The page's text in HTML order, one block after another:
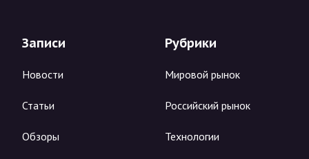
Записи
Новости
Статьи
Обзоры
Рубрики
Мировой рынок
Российский рынок
Технологии